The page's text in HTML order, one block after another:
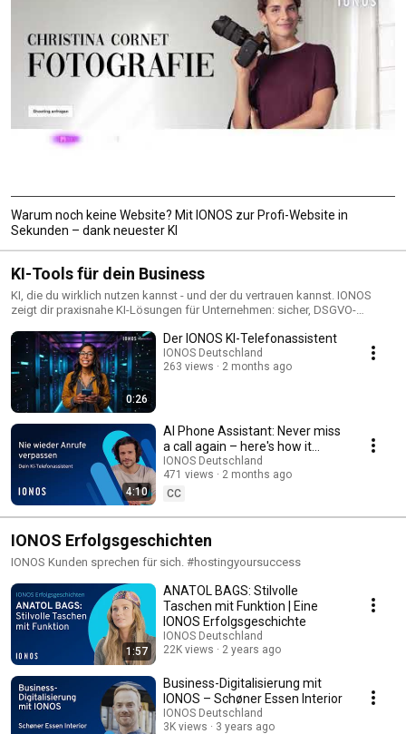
Warum noch keine Website? Mit IONOS zur Profi-Website in
Sekunden – dank neuester KI
KI-Tools für dein Business
KI, die du wirklich nutzen kannst - und der du vertrauen kannst. IONOS
zeigt dir praxisnahe KI-Lösungen für Unternehmen: sicher, DSGVO-
0:26
Der IONOS KI-Telefonassistent
IONOS Deutschland
263 views
2 months ago
4:10
AI Phone Assistant: Never miss
a call again – here's how it
works
IONOS Deutschland
471 views
2 months ago
CC
IONOS Erfolgsgeschichten
IONOS Kunden sprechen für sich. #hostingyoursuccess
1:57
ANATOL BAGS: Stilvolle
Taschen mit Funktion | Eine
IONOS Erfolgsgeschichte
IONOS Deutschland
22K views
2 years ago
Business-Digitalisierung mit
IONOS – Schøner Essen Interior
IONOS Deutschland
3K views
3 years ago